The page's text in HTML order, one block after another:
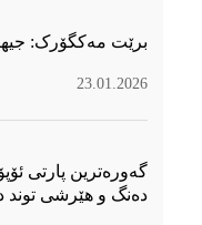
برێت مەکگۆرک:
23.01.2026
گەورەترین پارتی
دەنگ و هێرشی توند